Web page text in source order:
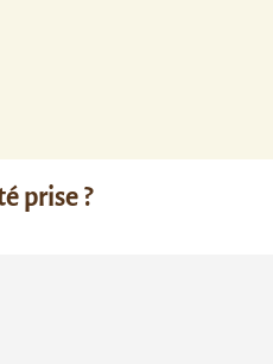
prise ?